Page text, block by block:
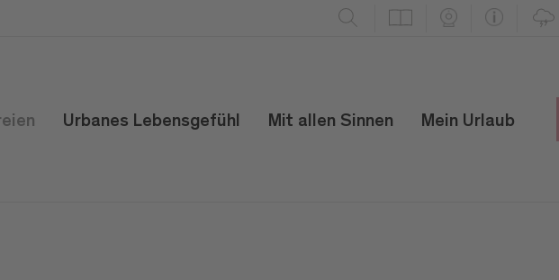
Urbanes Lebensgefühl Mit allen Sinnen Mein Urlaub